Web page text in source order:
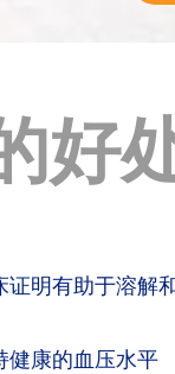
好
证明有助于溶解
健康的血压水平